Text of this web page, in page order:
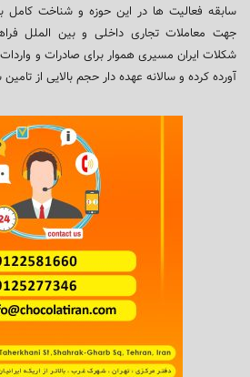
سابقه فعالیت ها در این حوزه و شناخت کامل
جهت معاملات تجاری داخلی و بین الملل
شکلات ایران مسیری هموار برای صادرات و واردات
آورده کرده و سالانه عهده دار حجم بالایی از